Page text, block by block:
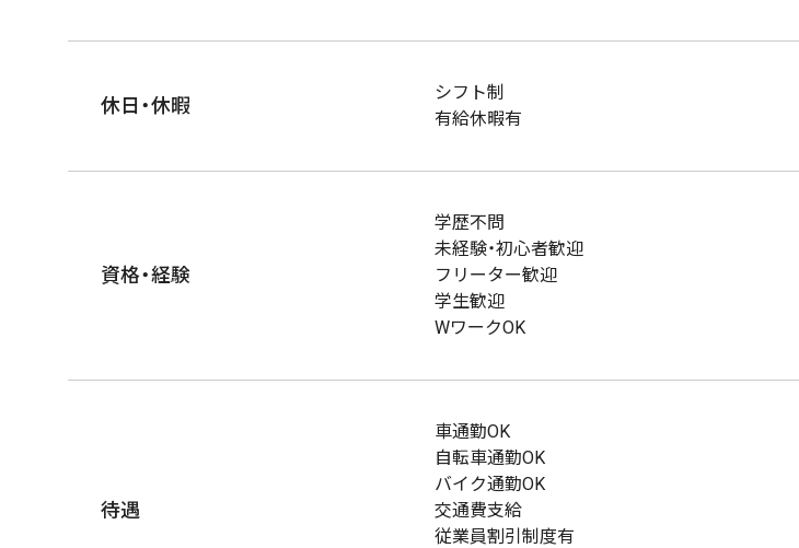
休日・休暇
シフト制
有給休暇有
資格・経験
学歴不問
未経験・初心者歓迎
フリーター歓迎
学生歓迎
WワークOK
待遇
車通勤OK
自転車通勤OK
バイク通勤OK
交通費支給
従業員割引制度有